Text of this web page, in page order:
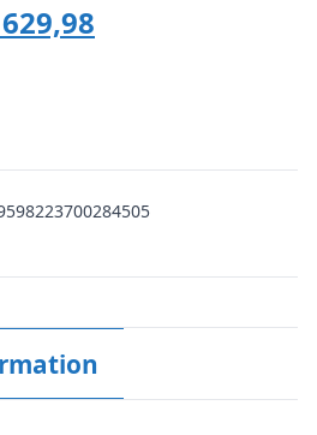
629,98
kr. 629,98.